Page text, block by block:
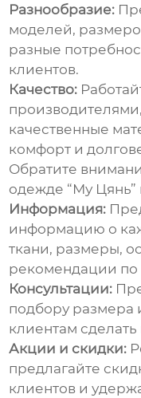
Разнообразие:
моделей,
разные
клиентов.
Качество:
качественные
комфорт и
Обратите
одежде “Му Цянь”
Информация:
информацию о
ткани, размеры,
рекомендации по
Консультации:
подбору размера
клиентам
Акции и скидки:
предлагайте
клиентов и